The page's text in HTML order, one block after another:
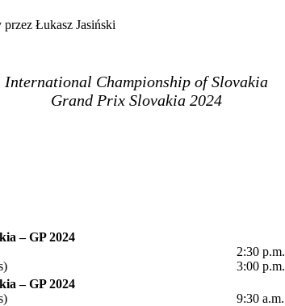
przez Łukasz Jasiński
International Championship of Slovakia
Grand Prix Slovakia 2024
– GP 2024
2:30 p.m.
3:00 p.m.
– GP 2024
9:30 a.m.